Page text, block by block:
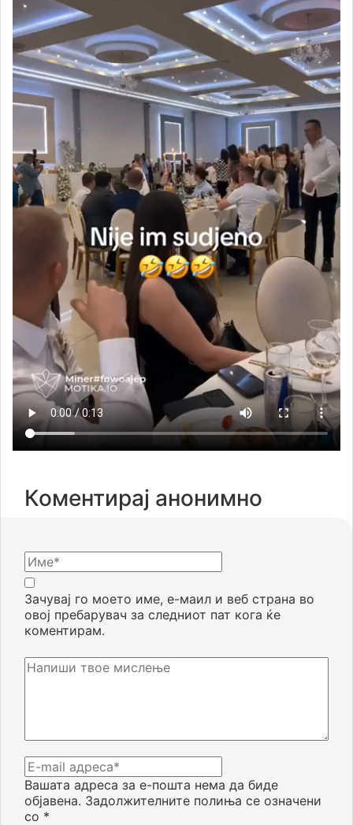
Коментирај анонимно
Вашата адреса за е-пошта нема да биде
објавена. Задолжителните полиња се означени
со *
Зачувај го моето име, е-маил и веб страна во
овој пребарувач за следниот пат кога ќе
коментирам.